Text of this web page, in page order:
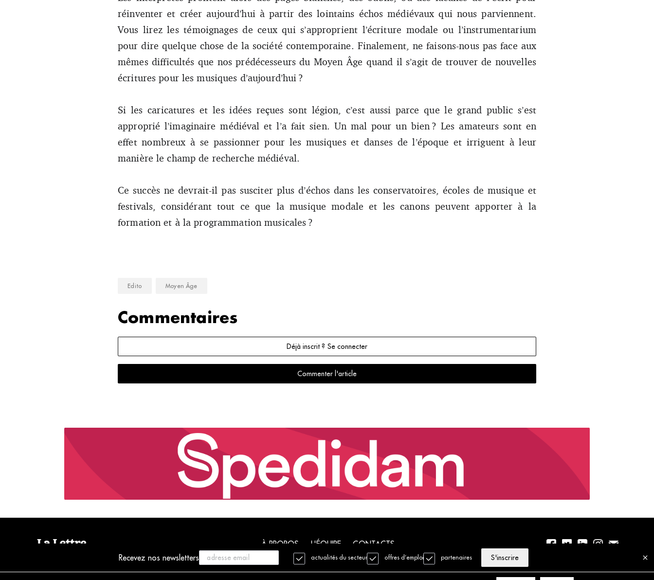
Recevez nos newsletters actualités du secteur offres d’emploi partenaires S'inscrire
réinventer et créer aujourd’hui à partir des lointains échos médiévaux qui nous parviennent.
Vous lirez les témoignages de ceux qui s’approprient l’écriture modale ou l’instrumentarium
pour dire quelque chose de la société contemporaine. Finalement, ne faisons-nous pas face aux
mêmes difficultés que nos prédécesseurs du Moyen Âge quand il s’agit de trouver de nouvelles
écritures pour les musiques d’aujourd’hui ?
Si les caricatures et les idées reçues sont légion, c’est aussi parce que le grand public s’est
approprié l’imaginaire médiéval et l’a fait sien. Un mal pour un bien ? Les amateurs sont en
effet nombreux à se passionner pour les musiques et danses de l’époque et irriguent à leur
manière le champ de recherche médiéval.
Ce succès ne devrait-il pas susciter plus d’échos dans les conservatoires, écoles de musique et
festivals, considérant tout ce que la musique modale et les canons peuvent apporter à la
formation et à la programmation musicales ?
Edito Moyen Âge
Commentaires
Déjà inscrit ? Se connecter
Commenter l'article
À PROPOS L'ÉQUIPE CONTACTS
Politique de cookies